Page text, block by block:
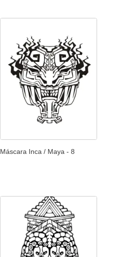
Máscara Inca / Maya - 8